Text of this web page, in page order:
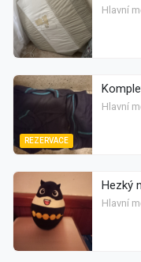
Hlavní
REZERVACE
Hlavní
Hezký
Hlavní